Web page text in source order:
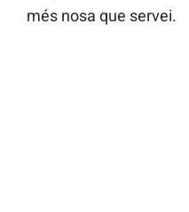
més nosa que servei.